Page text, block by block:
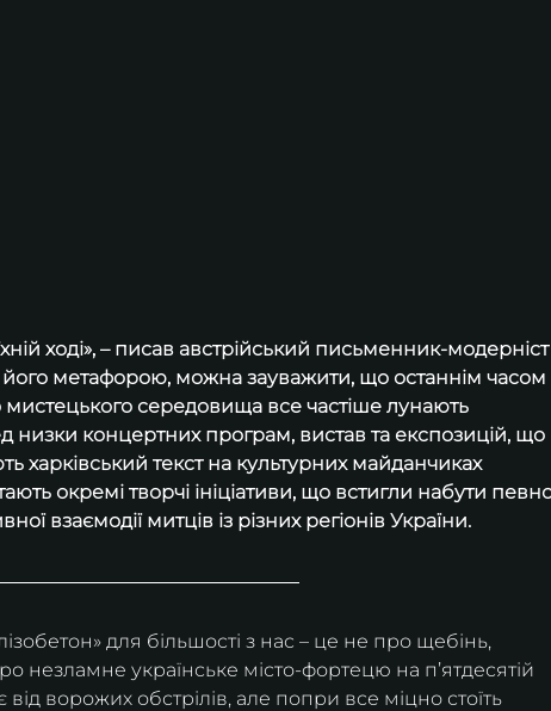
ході», – писав австрійський письменник-
його метафорою, можна зауважити, що останнім часом
середовища все частіше лунають
низки концертних програм, вистав та експозицій, що
харківський текст на культурних майданчиках
окремі творчі ініціативи, що встигли набути
взаємодії митців із різних регіонів України.
для більшості з нас – це не про щебінь,
незламне українське місто-фортецю на п’ятдесятій
ворожих обстрілів, але попри все міцно стоїть